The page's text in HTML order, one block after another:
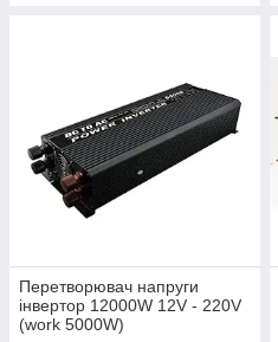
Перетворювач напруги
інвертор 12000W 12V - 220V
(work 5000W)